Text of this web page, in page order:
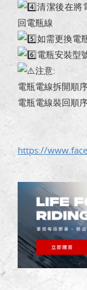
清潔後在將
回電瓶線
如需更換電
電瓶安裝型
注意:
電瓶電線拆開順
電瓶電線裝回順
https://